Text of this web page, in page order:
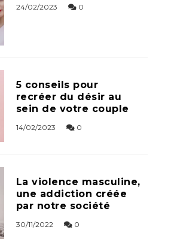
24/02/2023 0
5 conseils pour
recréer du désir au
sein de votre couple
14/02/2023 0
La violence masculine,
une addiction créée
par notre société
30/11/2022 0